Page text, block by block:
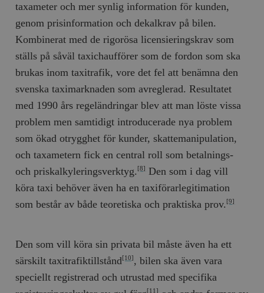
taxameter och mer synlig information för kunden,
genom prisinformation och dekalkrav på bilen.
Kombinerat med de rigorösa licensieringskrav som
ställs på såväl taxichaufförer som de fordon som ska
brukas inom taxitrafik, vore det fel att benämna den
svenska taximarknaden som avreglerad. Resultatet
med 1990 års regeländringar blev att man löste vissa
problem men samtidigt introducerade nya problem
som ökad otrygghet för kunder, skattemanipulation,
och taxametern fick en central roll som betalnings-
och priskalkyleringsverktyg. [8] Den som i dag vill
köra taxi behöver även ha en taxiförarlegitimation
som består av både teoretiska och praktiska prov. [9]
Den som vill köra sin privata bil måste även ha ett
särskilt taxitrafiktillstånd[10] , bilen ska även vara
speciellt registrerad och utrustad med specifika
[11]